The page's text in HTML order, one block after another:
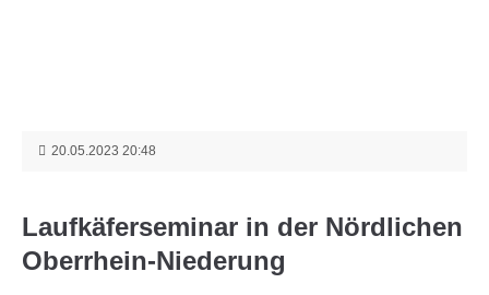
20.05.2023 20:48
Laufkäferseminar in der Nördlichen
Oberrhein-Niederung